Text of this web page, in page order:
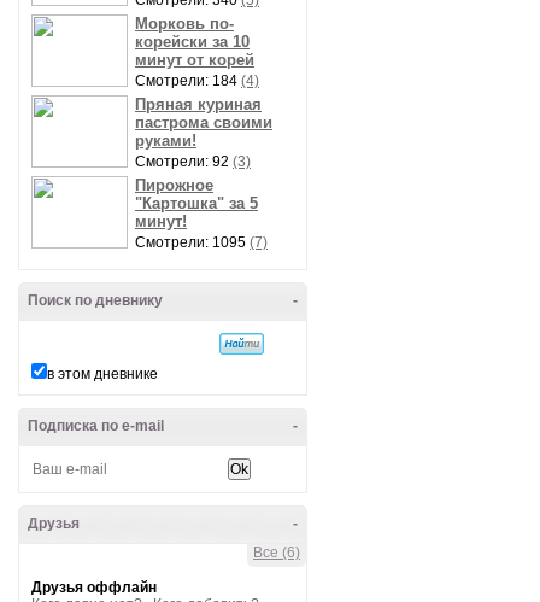
Морковь по-
корейски за 10
минут от корей
Смотрели: 184 (4)
Пряная куриная
пастрома своими
руками!
Смотрели: 92 (3)
Пирожное
"Картошка" за 5
минут!
Смотрели: 1095 (7)
-
Поиск по дневнику
в этом дневнике
-
Подписка по e-mail
-
Друзья
Все (6)
Друзья оффлайн